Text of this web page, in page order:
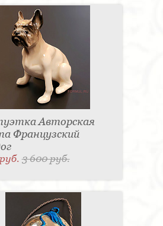
Авторская
Французский
3 600 руб.